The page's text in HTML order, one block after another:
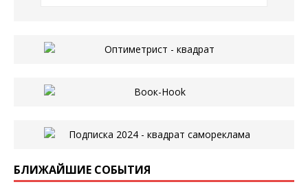
БЛИЖАЙШИЕ СОБЫТИЯ